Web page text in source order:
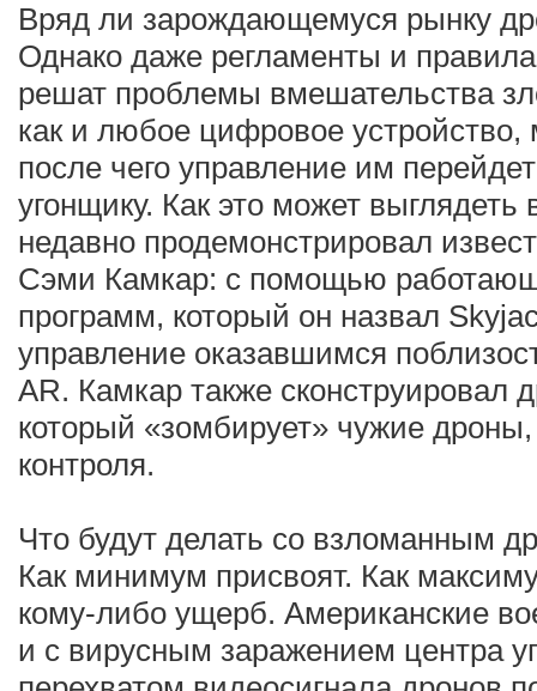
Вряд ли зарождающемуся рынку
Однако даже регламенты и
решат проблемы вмешательства
как и любое цифровое
после чего управление им
угонщику. Как это может выглядеть
недавно продемонстрировал
Сэми Камкар: с помощью
программ, который он назвал
управление оказавшимся
AR. Камкар также сконструировал
который «зомбирует» чужие
контроля.
Что будут делать со взломанным
Как минимум присвоят. Как
кому-либо ущерб. Американские
и с вирусным заражением центра